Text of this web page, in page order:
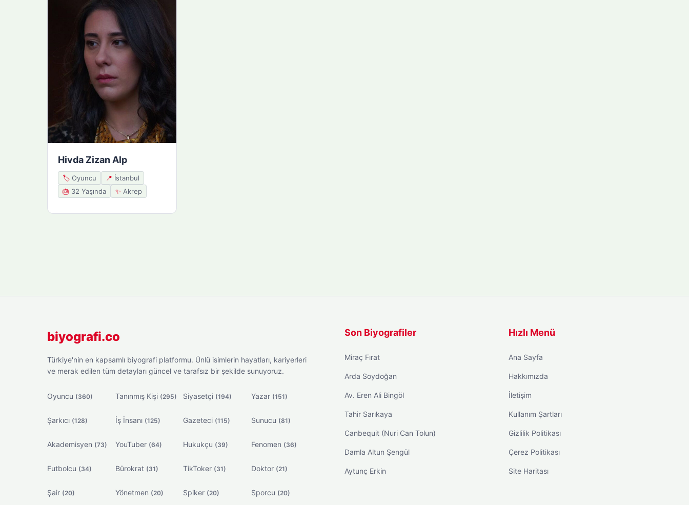
Hivda Zizan Alp
🏷️ Oyuncu 📍 İstanbul
🎂 32 Yaşında ✨ Akrep
biyografi.co
Türkiye'nin en kapsamlı biyografi platformu. Ünlü isimlerin hayatları, kariyerleri
ve merak edilen tüm detayları güncel ve tarafsız bir şekilde sunuyoruz.
Oyuncu (360) Tanınmış Kişi (295) Siyasetçi (194) Yazar (151)
Şarkıcı (128) İş İnsanı (125) Gazeteci (115) Sunucu (81)
Akademisyen (73) YouTuber (64) Hukukçu (39) Fenomen (36)
Futbolcu (34) Bürokrat (31) TikToker (31) Doktor (21)
Şair (20) Yönetmen (20) Spiker (20) Sporcu (20)
Son Biyografiler
Miraç Fırat
Arda Soydoğan
Av. Eren Ali Bingöl
Tahir Sarıkaya
Canbequit (Nuri Can Tolun)
Damla Altun Şengül
Aytunç Erkin
Hızlı Menü
Ana Sayfa
Hakkımızda
İletişim
Kullanım Şartları
Gizlilik Politikası
Çerez Politikası
Site Haritası